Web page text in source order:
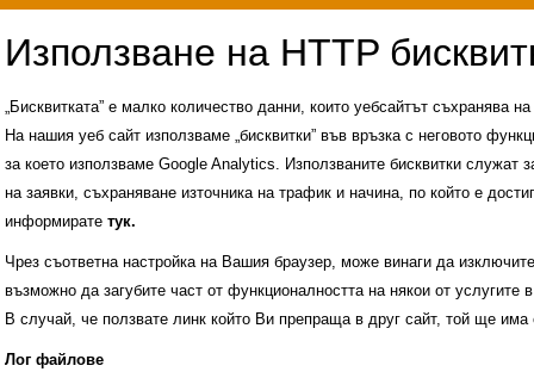
„Бисквитката” е малко количество данни, които уебсайтът съхранява
На нашия уеб сайт използваме „бисквитки” във връзка с неговото
за което използваме Google Analytics. Използваните бисквитки служат
на заявки, съхраняване източника на трафик и начина, по който е
информирате тук.
Чрез съответна настройка на Вашия браузер, може винаги да
възможно да загубите част от функционалността на някои от услугите
В случай, че ползвате линк който Ви препраща в друг сайт, той ще има
Лог файлове